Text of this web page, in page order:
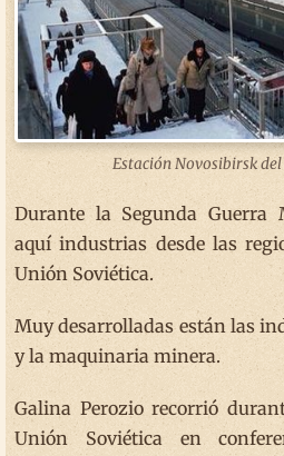
Estación Novosibirsk
Durante la Segunda Guerra
aquí industrias desde las
Unión Soviética.
Muy desarrolladas están las
y la maquinaria minera.
Galina Perozio recorrió
Unión Soviética en